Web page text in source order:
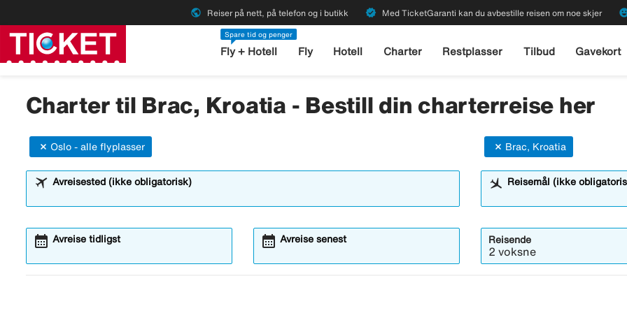
public Reiser på nett, på telefon og i butikk verified Med TicketGaranti kan du avbestille reisen om noe skjer
Spare tid og penger
Fly + Hotell Fly Hotell Charter Restplasser Tilbud Gavekort
Charter til Brac, Kroatia - Bestill din charterreise her
Avreisested (ikke obligatorisk)
Oslo - alle flyplasser
Reisemål (ikke
Brac, Kroatia
Avreise tidligst
calendar_month Avreise senest
calendar_month Reisende
2 voksne